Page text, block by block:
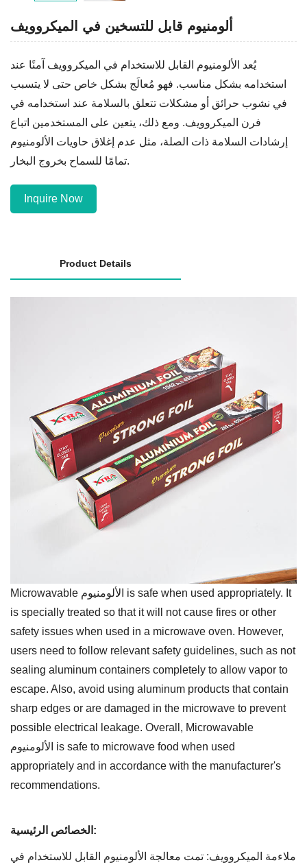
ألومنيوم قابل للتسخين في الميكروويف
يُعد الألومنيوم القابل للاستخدام في الميكروويف آمنًا عند
استخدامه بشكل مناسب. فهو مُعالَج بشكل خاص حتى لا يتسبب
في نشوب حرائق أو مشكلات تتعلق بالسلامة عند استخدامه في
فرن الميكروويف. ومع ذلك، يتعين على المستخدمين اتباع
إرشادات السلامة ذات الصلة، مثل عدم إغلاق حاويات الألومنيوم
تمامًا للسماح بخروج البخار.
Inquire Now
Product Details
Microwavable الألومنيوم is safe when used appropriately. It
is specially treated so that it will not cause fires or other
safety issues when used in a microwave oven. However,
users need to follow relevant safety guidelines, such as not
sealing aluminum containers completely to allow vapor to
escape. Also, avoid using aluminum products that contain
sharp edges or are damaged in the microwave to prevent
possible electrical leakage. Overall, Microwavable
الألومنيوم is safe to microwave food when used
appropriately and in accordance with the manufacturer's
recommendations.
الخصائص الرئيسية:
ملاءمة الميكروويف: تمت معالجة الألومنيوم القابل للاستخدام في